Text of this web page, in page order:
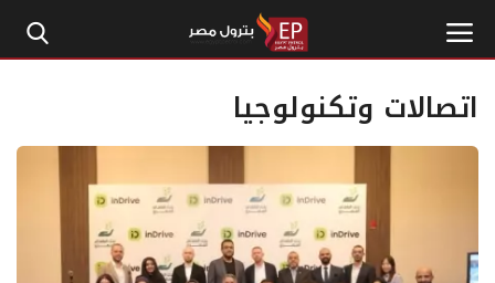
الرئيسية
بترول
اتصالات وتكنولوجيا